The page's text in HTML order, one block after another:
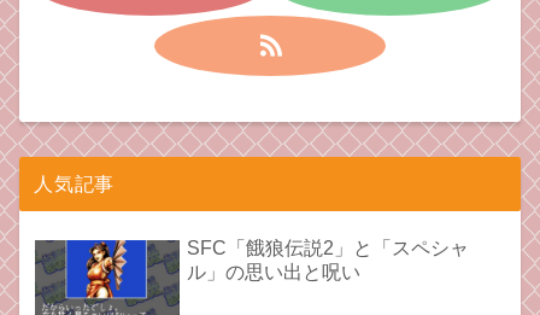
人気記事
SFC「餓狼伝説2」と「スペシャ
ル」の思い出と呪い